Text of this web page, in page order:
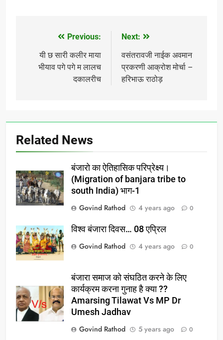
navigation
Previous:
यी छ सारी कलीर माया
भीयाव पगे पगे म लालच
दकालरीच
Next:
वसंतरावजी नाईक अवमान
प्रकरणी आक्रोश मोर्चा –
हरिभाऊ राठोड़
Related News
बंजारो का ऐतिहासिक परिप्रेक्ष्य।
(Migration of banjara tribe to
south India) भाग-1
Govind Rathod
4 years ago 0
विश्व बंजारा दिवस… 08 एप्रिल
Govind Rathod
4 years ago 0
बंजारा समाज को संघठित करने के लिए
कार्यक्रम करना गुनाह है क्या ??
Amarsing Tilawat Vs MP Dr
Umesh Jadhav
Govind Rathod
5 years ago 0